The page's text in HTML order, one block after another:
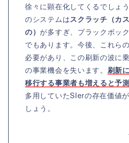
徐々に顕在化してくるでしょ
のシステムはスクラッチ（カ
の）が多すぎ、ブラックボッ
でもあります。今後、これら
必要があり、この刷新の波に
の事業機会を失います。 刷新
移行する事業者も増えると予測
多用していたSIerの存在価値
しょう。